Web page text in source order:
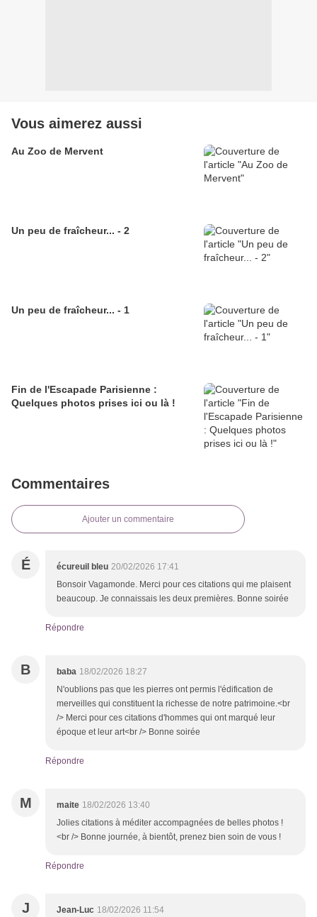
Vous aimerez aussi
Au Zoo de Mervent
Un peu de fraîcheur... - 2
Un peu de fraîcheur... - 1
Fin de l'Escapade Parisienne :
Quelques photos prises ici ou là !
Commentaires
Ajouter un commentaire
É écureuil bleu 20/02/2026 17:41
Bonsoir Vagamonde. Merci pour ces citations qui me plaisent
beaucoup. Je connaissais les deux premières. Bonne soirée
Répondre
B baba 18/02/2026 18:27
N'oublions pas que les pierres ont permis l'édification de
merveilles qui constituent la richesse de notre patrimoine.<br
/> Merci pour ces citations d'hommes qui ont marqué leur
époque et leur art<br /> Bonne soirée
Répondre
M maite 18/02/2026 13:40
Jolies citations à méditer accompagnées de belles photos !
<br /> Bonne journée, à bientôt, prenez bien soin de vous !
Répondre
J Jean-Luc 18/02/2026 11:54